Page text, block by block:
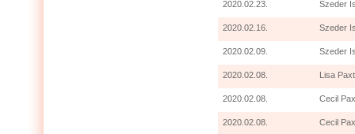
2020.02.23. Szeder
2020.02.16. Szeder
2020.02.09. Szeder
2020.02.08. Lisa
2020.02.08. Cecil
2020.02.08. Cecil